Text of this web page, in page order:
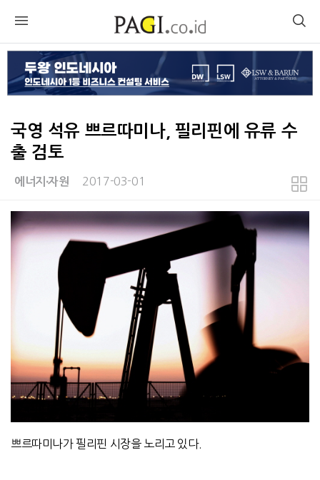
국영 석유 쁘르따미나, 필리핀에 유류 수
출 검토
에너지∙자원 2017-03-01
쁘르따미나가 필리핀 시장을 노리고 있다.